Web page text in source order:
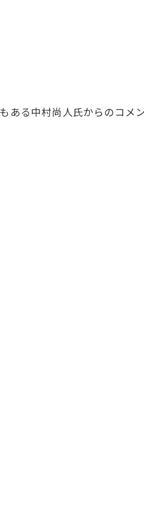
る中村尚人氏からのコメ